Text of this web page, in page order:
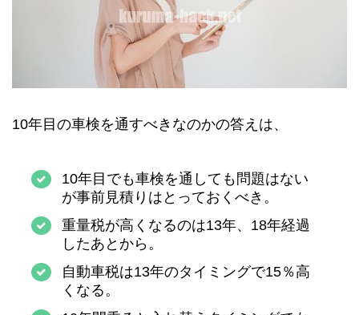
10年目の車検を通すべきなのかの答えは、
10年目でも車検を通しても問題はない
が事前見積りはとっておくべき。
重量税が高くなるのは13年、18年経過
したあとから。
自動車税は13年のタイミングで15％高
くなる。